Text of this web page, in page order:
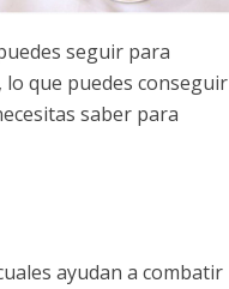
seguir para
que puedes conseguir
saber para
ayudan a combatir